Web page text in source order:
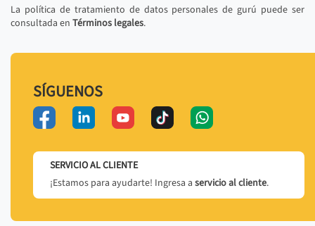
La política de tratamiento de datos personales de gurú puede ser
consultada en Términos legales.
SÍGUENOS
SERVICIO AL CLIENTE
¡Estamos para ayudarte! Ingresa a servicio al cliente.